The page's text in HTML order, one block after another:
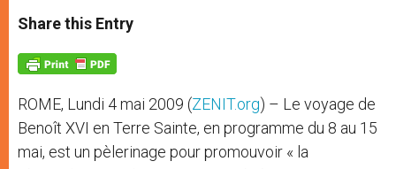
t
s
p
p
s
e
g
e
e
b
o
k
Share this Entry
ROME, Lundi 4 mai 2009 (ZENIT.org) – Le voyage de
Benoît XVI en Terre Sainte, en programme du 8 au 15
mai, est un pèlerinage pour promouvoir « la